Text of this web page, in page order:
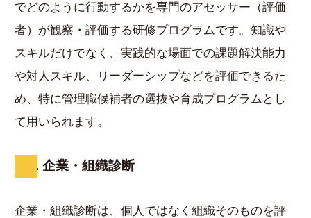
でどのように行動するかを専門のアセッサー（評価
者）が観察・評価する研修プログラムです。知識や
スキルだけでなく、実践的な場面での課題解決能力
や対人スキル、リーダーシップなどを評価できるた
め、特に管理職候補者の選抜や育成プログラムとし
て用いられます。
9. 企業・組織診断
企業・組織診断は、個人ではなく組織そのものを評